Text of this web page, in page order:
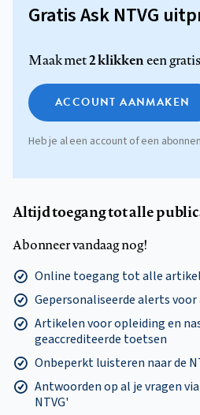
Gratis Ask NTVG
Maak met2 klikkeneen
ACCOUNT AANMAKEN
Heb je al een account of een
Altijd toegang tot alle
Abonneer vandaag nog!
Online toegang tot alle
Gepersonaliseerde alerts
Artikelen voor opleiding en
geaccrediteerde toetsen
Onbeperkt luisteren naar de
Antwoorden op al je vragen
NTVG'